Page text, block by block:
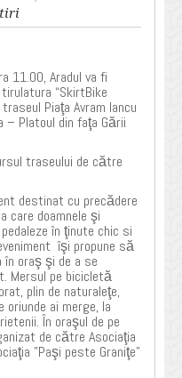
11.00, Aradul va fi
“SkirtBike
Piaţa Avram Iancu
– Platoul din faţa Gării
traseului de către
destinat cu precădere
care doamnele şi
în ţinute chic si
îşi propune să
în oraş şi de a se
Mersul pe bicicletă
plin de naturaleţe,
ai merge, la
În oraşul de pe
de către Asociaţia
”Paşi peste Graniţe”